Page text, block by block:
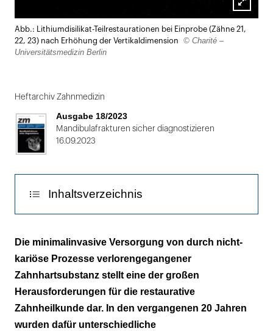
Lightbox
öffnen
Abb.: Lithiumdisilikat-Teilrestaurationen bei Einprobe (Zähne 21,
22, 23) nach Erhöhung der Vertikaldimension
© Charité –
Universitätsmedizin Berlin
Heftarchiv Zahnmedizin
Ausgabe 18/2023
Mandibulafrakturen sicher diagnostizieren
16.09.2023
Inhaltsverzeichnis
Material und Methode
Ergebnisse
Diskussion
Was bedeuten die Ergebnisse für die tägliche
Die minimalinvasive Versorgung von durch nicht-
kariöse Prozesse verlorengegangener
Zahnhartsubstanz stellt eine der großen
Herausforderungen für die restaurative
Zahnheilkunde dar. In den vergangenen 20 Jahren
wurden dafür unterschiedliche